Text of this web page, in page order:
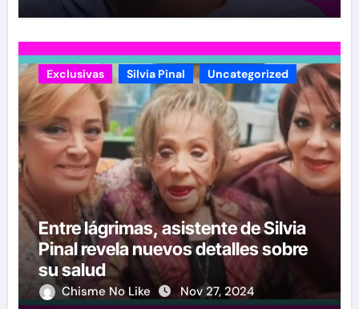
Exclusivas Silvia Pinal Uncategorized
Entre lágrimas, asistente de Silvia
Pinal revela nuevos detalles sobre
su salud
Chisme No Like Nov 27, 2024